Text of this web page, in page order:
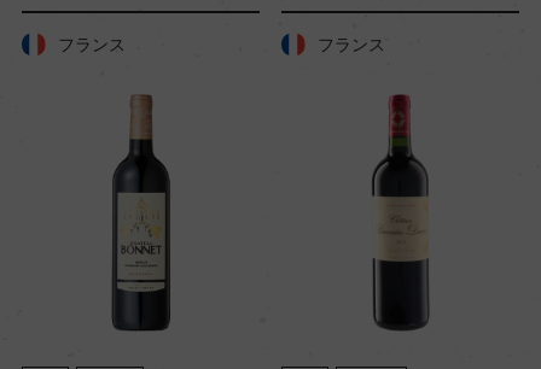
フランス フランス